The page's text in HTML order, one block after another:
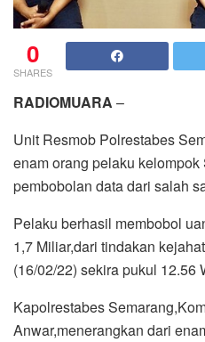
0
SHARES
RADIOMUARA –
Unit Resmob Polrestabes
enam orang pelaku
pembobolan data dari salah
Pelaku berhasil membobol
1,7 Miliar,dari tindakan
(16/02/22) sekira pukul 12.56
Kapolrestabes
Anwar,menerangkan dari